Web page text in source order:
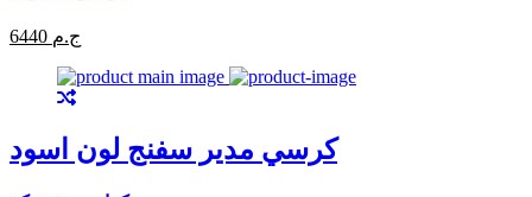
6440 ج.م
كرسي مدير سفنج لون اسود